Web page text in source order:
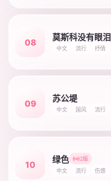
08
莫斯科没有眼泪
中文 流行 抒情
09
苏公堤
中文 国风 流行
10
绿色
2版
中文
流行 伤感